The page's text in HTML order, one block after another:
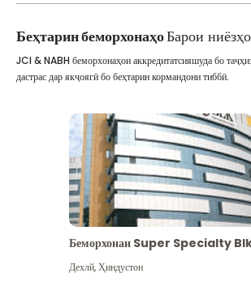
Беҳтарин беморхонаҳоБарои
JCI & NABH беморхонаҳои аккредитатсияшуда бо
дастрас дар якҷоягӣ бо беҳтарин кормандони тиббӣ.
Беморхонаи Super Specialty
Дехлй,Ҳиндустон